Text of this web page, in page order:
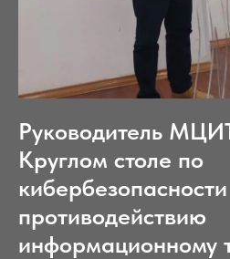
Руководитель
Круглом столе по
противодействию
информационному